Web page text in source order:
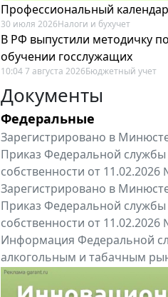
Профессиональный
30 июля 2026Налоги и бухучет
В РФ выпустили методичку
обучении госслужащих
10:04 7 августа 2026Бюджетный учет
Документы
Федеральные
Зарегистрировано в
Приказ Федеральной службы
собственности от 11.02.2026
Зарегистрировано в
Приказ Федеральной службы
собственности от 11.02.2026
Информация Федеральной
алкогольным и табачным
"Вниманию производителей
Все федеральные документы